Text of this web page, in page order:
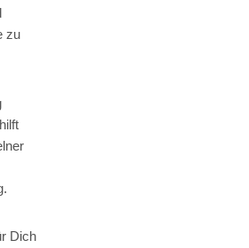
zu
Dich